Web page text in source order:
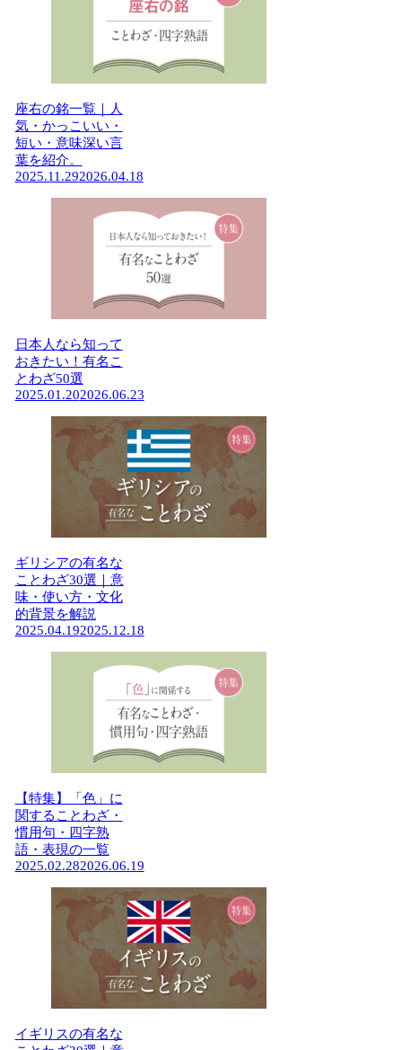
座右の銘一覧｜人
気・かっこいい・
短い・意味深い言
葉を紹介。
2025.11.292026.04.18
日本人なら知って
おきたい！有名こ
とわざ50選
2025.01.202026.06.23
ギリシアの有名な
ことわざ30選｜意
味・使い方・文化
的背景を解説
2025.04.192025.12.18
【特集】「色」に
関することわざ・
慣用句・四字熟
語・表現の一覧
2025.02.282026.06.19
イギリスの有名な